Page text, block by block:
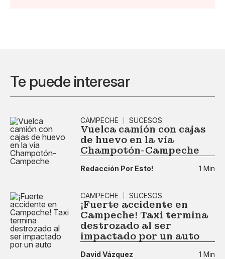
Te puede interesar
CAMPECHE SUCESOS
Vuelca camión con cajas
de huevo en la vía
Champotón-Campeche
Redacción Por Esto! 1 Min
CAMPECHE SUCESOS
¡Fuerte accidente en
Campeche! Taxi termina
destrozado al ser
impactado por un auto
David Vázquez
1 Min